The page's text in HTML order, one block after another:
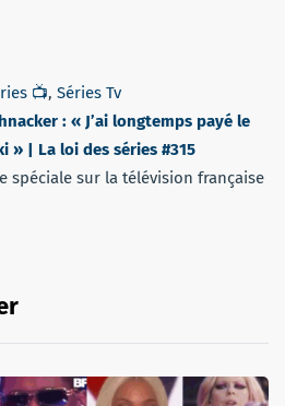
📺, Séries Tv
: « J’ai longtemps payé le
» | La loi des séries #315
spéciale sur la télévision française